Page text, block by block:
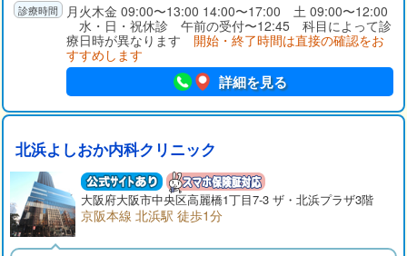
月火木金 09:00〜13:00 14:00〜17:00 土 09:00〜12:00
水・日・祝休診 午前の受付〜12:45 科目によって診
療日時が異なります 開始・終了時間は直接の確認をお
すすめします
詳細を見る
北浜よしおか内科クリニック
大阪府大阪市中央区高麗橋1丁目7-3 ザ・北浜プラザ3階
京阪本線 北浜駅 徒歩1分